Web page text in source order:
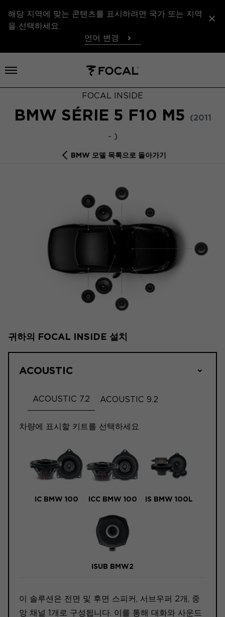
해당 지역에 맞는 콘텐츠를 표시하려면 국가 또는 지역
을 선택하세요.
언어 변경
메뉴 열기
FOCAL INSIDE
BMW SÉRIE 5 F10 M5
(2011
- )
BMW 모델 목록으로 돌아가기
귀하의 FOCAL INSIDE 설치
ACOUSTIC
ACOUSTIC 7.2 ACOUSTIC 9.2
차량에 표시할 키트를 선택하세요.
IC BMW 100 ICC BMW 100 IS BMW 100L
ISUB BMW2
이 솔루션은 전면 및 후면 스피커, 서브우퍼 2개, 중
앙 채널 1개로 구성됩니다. 이를 통해 대화와 사운드